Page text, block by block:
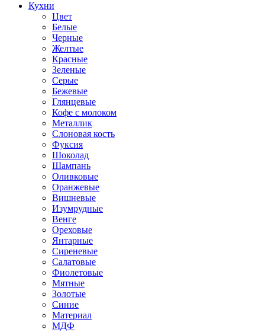
Кухни
Цвет
Белые
Черные
Желтые
Красные
Зеленые
Серые
Бежевые
Глянцевые
Кофе с молоком
Металлик
Слоновая кость
Фуксия
Шоколад
Шампань
Оливковые
Оранжевые
Вишневые
Изумрудные
Венге
Ореховые
Янтарные
Сиреневые
Салатовые
Фиолетовые
Мятные
Золотые
Синие
Материал
МДФ